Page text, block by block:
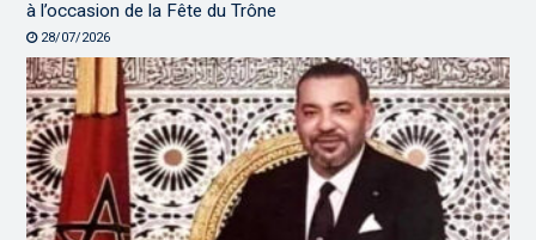
à l’occasion de la Fête du Trône
28/07/2026